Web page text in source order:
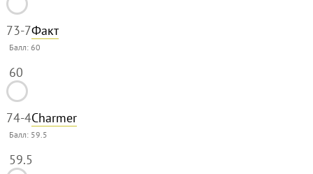
73-7Факт
Балл:60
60
74-4Charmer
Балл: 59.5
59.5